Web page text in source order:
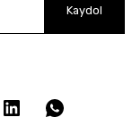
Kaydol